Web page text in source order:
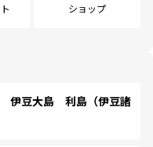
ショップ
豆大島 利島（伊豆諸